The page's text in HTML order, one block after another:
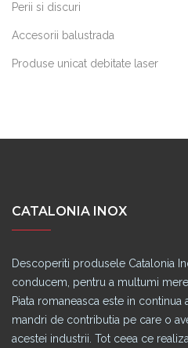
Perii si discuri
Accesorii balustrada
Produse unicat debitate laser
CATALONIA INOX
Descoperiti produsele Catalonia
conducem, pentru a multumi
Piata romaneasca este in continua
mandri de contributia pe care o
acestei industrii. Tot ceea ce